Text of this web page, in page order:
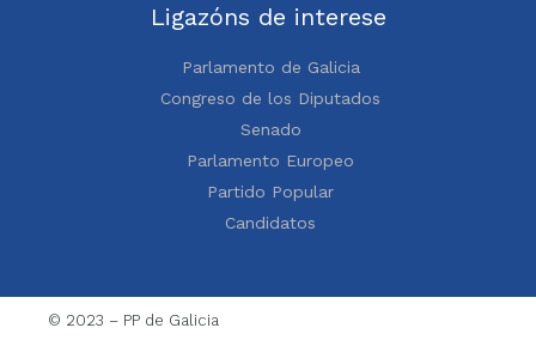
Ligazóns de interese
Parlamento de Galicia
Congreso de los Diputados
Senado
Parlamento Europeo
Partido Popular
Candidatos
© 2023 – PP de Galicia